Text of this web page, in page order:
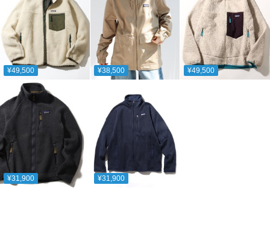
¥49,500 ¥38,500 ¥49,500
¥31,900 ¥31,900